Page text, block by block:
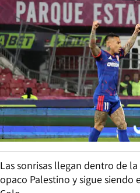
Las sonrisas llegan dentro de
opaco Palestino y sigue siendo